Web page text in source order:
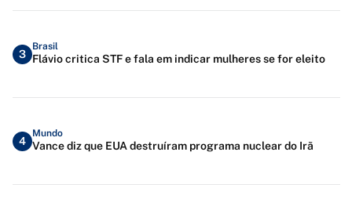
3
Brasil
Flávio critica STF e fala em indicar mulheres se for eleito
4
Mundo
Vance diz que EUA destruíram programa nuclear do Irã